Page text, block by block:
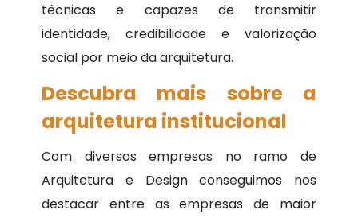
técnicas e capazes de transmitir
identidade, credibilidade e valorização
social por meio da arquitetura.
Descubra mais sobre a
arquitetura institucional
Com diversos empresas no ramo de
Arquitetura e Design conseguimos nos
destacar entre as empresas de maior